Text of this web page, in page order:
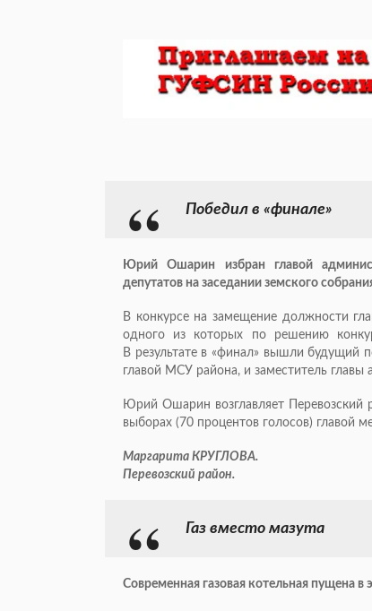
Победил в «финале»
Юрий Ошарин избран главой
депутатов на заседании земского
В конкурсе на замещение должности
одного из которых по решению
В результате в «финал» вышли
главой МСУ района, и заместитель
Юрий Ошарин возглавляет Перевозский
выборах (70 процентов голосов) главой
Маргарита КРУГЛОВА.
Перевозский район.
Газ вместо мазута
Современная газовая котельная пущена